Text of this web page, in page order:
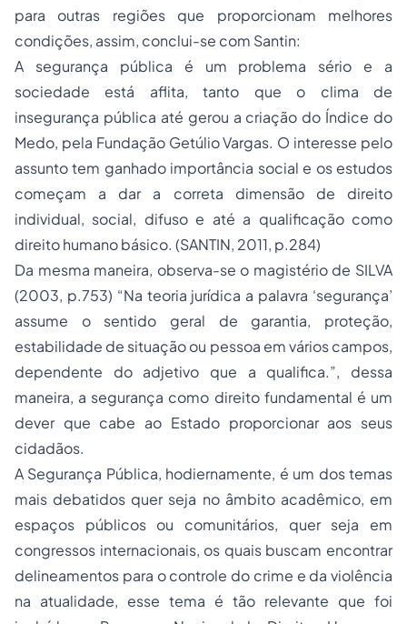
para outras regiões que proporcionam melhores
condições, assim, conclui-se com Santin:
A segurança pública é um problema sério e a
sociedade está aflita, tanto que o clima de
insegurança pública até gerou a criação do Índice do
Medo, pela Fundação Getúlio Vargas. O interesse pelo
assunto tem ganhado importância social e os estudos
começam a dar a correta dimensão de direito
individual, social, difuso e até a qualificação como
direito humano básico. (SANTIN, 2011, p.284)
Da mesma maneira, observa-se o magistério de SILVA
(2003, p.753) “Na teoria jurídica a palavra ‘segurança’
assume o sentido geral de garantia, proteção,
estabilidade de situação ou pessoa em vários campos,
dependente do adjetivo que a qualifica.”, dessa
maneira, a segurança como direito fundamental é um
dever que cabe ao Estado proporcionar aos seus
cidadãos.
A Segurança Pública, hodiernamente, é um dos temas
mais debatidos quer seja no âmbito acadêmico, em
espaços públicos ou comunitários, quer seja em
congressos internacionais, os quais buscam encontrar
delineamentos para o controle do crime e da violência
na atualidade, esse tema é tão relevante que foi